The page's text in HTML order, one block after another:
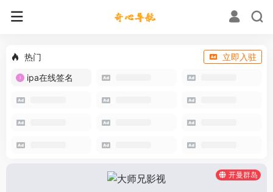
热门
立即入驻
ipa在线签名
开曼群岛